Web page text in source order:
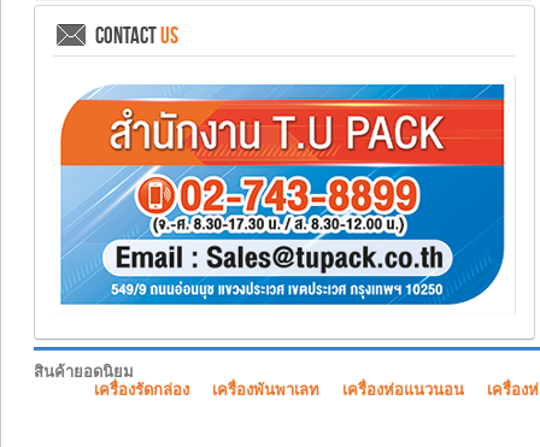
CONTACTUS
สินค้ายอดนิยม
เครื่องรัดกล่อง
เครื่องพันพาเลท เครื่องห่อแนวนอน เครื่อง